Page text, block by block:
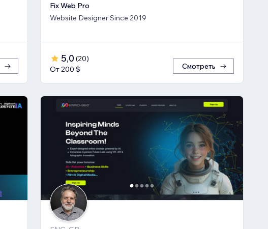
Fix Web Pro
Website Designer Since 2019
5,0 (20)
От 200 $
Смотреть